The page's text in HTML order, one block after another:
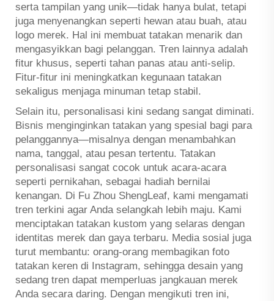
serta tampilan yang unik—tidak hanya bulat, tetapi
juga menyenangkan seperti hewan atau buah, atau
logo merek. Hal ini membuat tatakan menarik dan
mengasyikkan bagi pelanggan. Tren lainnya adalah
fitur khusus, seperti tahan panas atau anti-selip.
Fitur-fitur ini meningkatkan kegunaan tatakan
sekaligus menjaga minuman tetap stabil.
Selain itu, personalisasi kini sedang sangat diminati.
Bisnis menginginkan tatakan yang spesial bagi para
pelanggannya—misalnya dengan menambahkan
nama, tanggal, atau pesan tertentu. Tatakan
personalisasi sangat cocok untuk acara-acara
seperti pernikahan, sebagai hadiah bernilai
kenangan. Di Fu Zhou ShengLeaf, kami mengamati
tren terkini agar Anda selangkah lebih maju. Kami
menciptakan tatakan kustom yang selaras dengan
identitas merek dan gaya terbaru. Media sosial juga
turut membantu: orang-orang membagikan foto
tatakan keren di Instagram, sehingga desain yang
sedang tren dapat memperluas jangkauan merek
Anda secara daring. Dengan mengikuti tren ini,